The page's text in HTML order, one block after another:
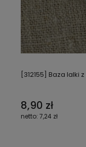
[312155] Baza
8,90 zł
7,24 zł